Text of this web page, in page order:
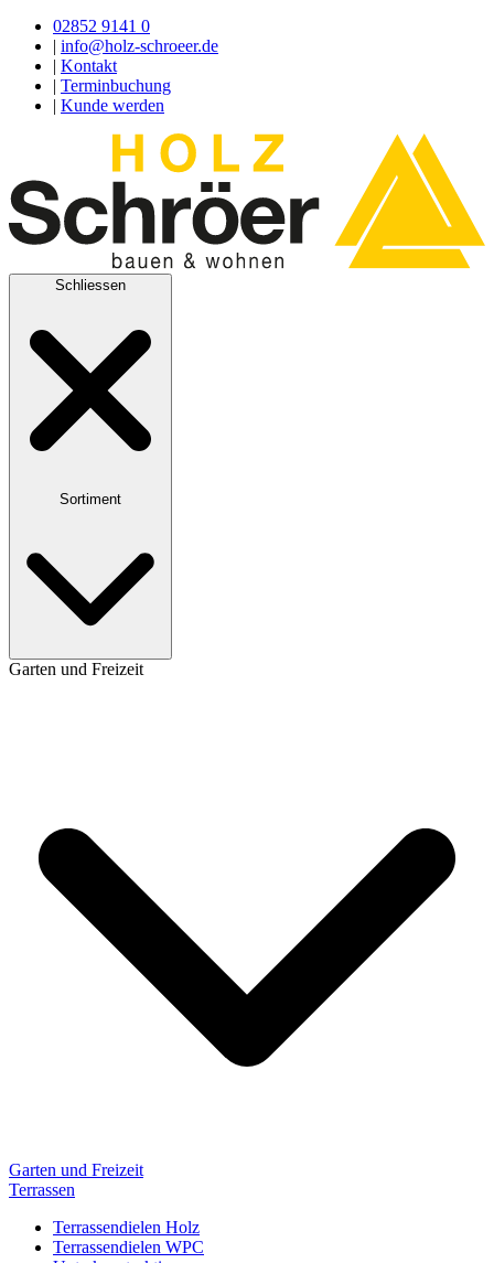
02852 9141 0
info@holz-schroeer.de
Kontakt
Terminbuchung
Kunde werden
Schliessen
Sortiment
Garten und Freizeit
Garten und Freizeit
Terrassen
Terrassendielen Holz
Terrassendielen WPC